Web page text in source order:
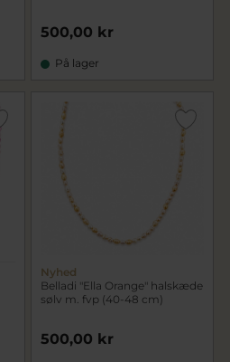
500,00 kr
På lager
Nyhed
Belladi "Ella Orange" halskæde
sølv m. fvp (40-48 cm)
500,00 kr